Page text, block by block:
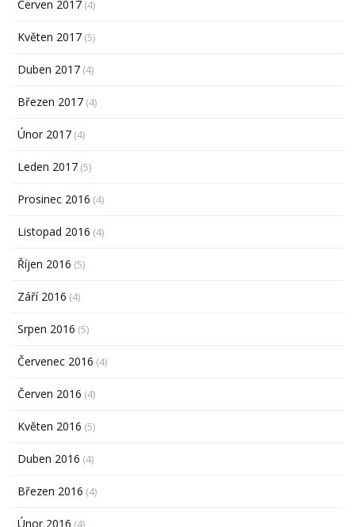
Červen 2017 (4)
Květen 2017 (5)
Duben 2017 (4)
Březen 2017 (4)
Únor 2017 (4)
Leden 2017 (5)
Prosinec 2016 (4)
Listopad 2016 (4)
Říjen 2016 (5)
Září 2016 (4)
Srpen 2016 (5)
Červenec 2016 (4)
Červen 2016 (4)
Květen 2016 (5)
Duben 2016 (4)
Březen 2016 (4)
Únor 2016 (4)